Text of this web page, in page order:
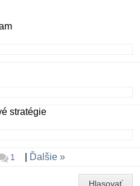
stratégie
1 Ďalšie
Hlasovať